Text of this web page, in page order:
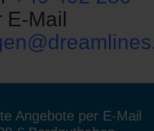
E-Mail
Angebote per E-Mail